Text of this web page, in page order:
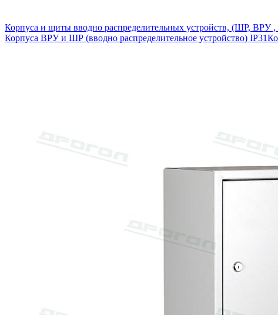
Корпуса и щиты вводно распределительных устройств, (ШР, ВРУ
Корпуса ВРУ и ШР (вводно распределительное устройство) IP31